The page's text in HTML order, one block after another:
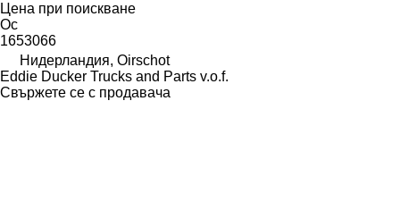
Цена при поискване
Ос
1653066
Нидерландия, Oirschot
Eddie Ducker Trucks and Parts v.o.f.
Свържете се с продавача